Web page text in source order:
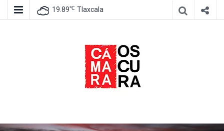
19.89℃ Tlaxcala
Cámara